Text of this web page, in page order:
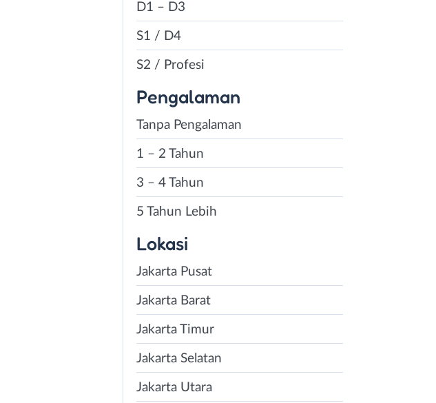
D1 – D3
S1 / D4
S2 / Profesi
Pengalaman
Tanpa Pengalaman
1 – 2 Tahun
3 – 4 Tahun
5 Tahun Lebih
Lokasi
Jakarta Pusat
Jakarta Barat
Jakarta Timur
Jakarta Selatan
Jakarta Utara